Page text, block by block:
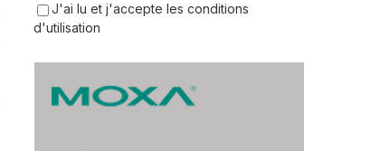
J'ai lu et j'accepte les conditions
d'utilisation